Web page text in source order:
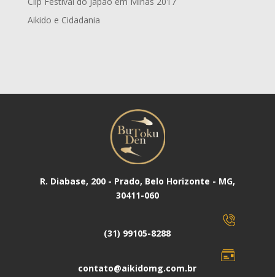
Aikido e Cidadania
R. Diabase, 200 - Prado, Belo Horizonte - MG,
30411-060
(31) 99105-8288
contato@aikidomg.com.br